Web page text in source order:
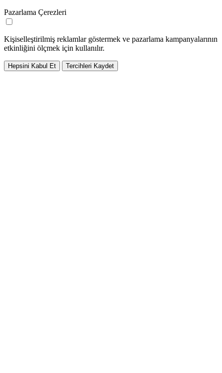
Pazarlama Çerezleri
Kişiselleştirilmiş reklamlar göstermek ve pazarlama kampanyalarının
etkinliğini ölçmek için kullanılır.
Hepsini Kabul Et Tercihleri Kaydet